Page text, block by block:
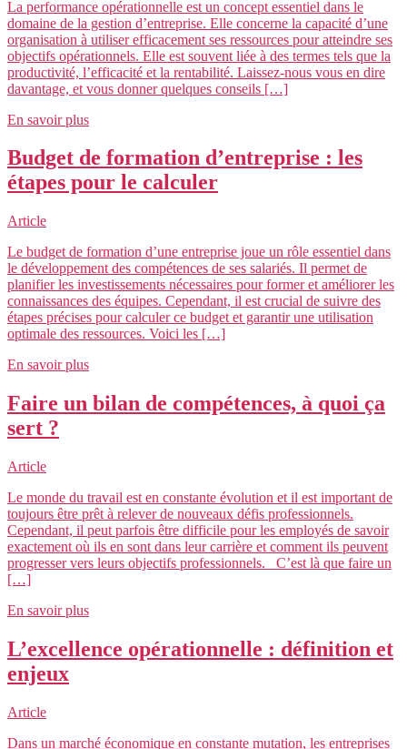
La performance opérationnelle est un concept essentiel dans le
domaine de la gestion d’entreprise. Elle concerne la capacité d’une
organisation à utiliser efficacement ses ressources pour atteindre ses
objectifs opérationnels. Elle est souvent liée à des termes tels que la
productivité, l’efficacité et la rentabilité. Laissez-nous vous en dire
davantage, et vous donner quelques conseils […]
En savoir plus
Budget de formation d’entreprise : les
étapes pour le calculer
Article
Le budget de formation d’une entreprise joue un rôle essentiel dans
le développement des compétences de ses salariés. Il permet de
planifier les investissements nécessaires pour former et améliorer les
connaissances des équipes. Cependant, il est crucial de suivre des
étapes précises pour calculer ce budget et garantir une utilisation
optimale des ressources. Voici les […]
En savoir plus
Faire un bilan de compétences, à quoi ça
sert ?
Article
Le monde du travail est en constante évolution et il est important de
toujours être prêt à relever de nouveaux défis professionnels.
Cependant, il peut parfois être difficile pour les employés de savoir
exactement où ils en sont dans leur carrière et comment ils peuvent
progresser vers leurs objectifs professionnels. C’est là que faire un
[…]
En savoir plus
L’excellence opérationnelle : définition et
enjeux
Article
Dans un marché économique en constante mutation, les entreprises